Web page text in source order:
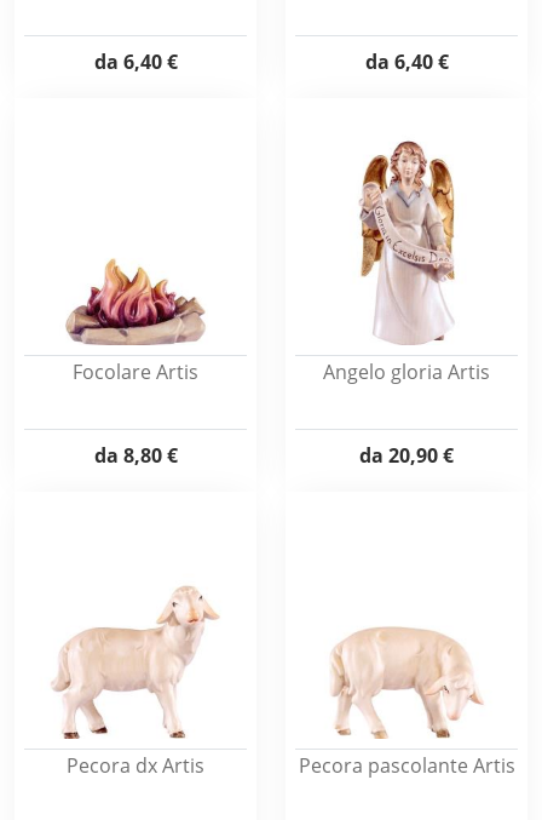
da 6,40 € da 6,40 €
Focolare Artis
da 8,80 €
Angelo gloria Artis
da 20,90 €
Pecora dx Artis Pecora pascolante Artis